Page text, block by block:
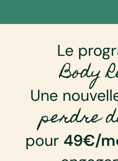
Le
Body
Une
perdre
pour 49€/